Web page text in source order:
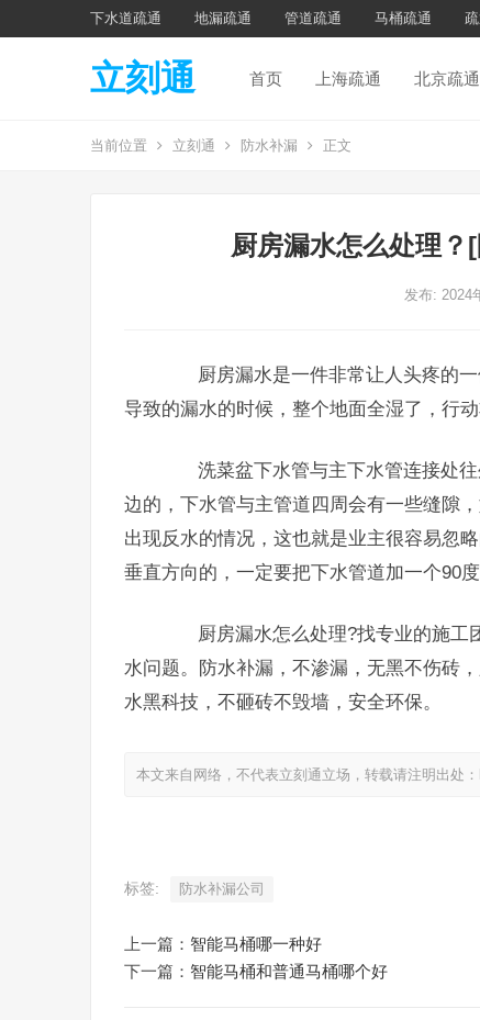
下水道疏通 地漏疏通 管道疏通 马桶疏通
立刻通 首页 上海疏通 北京疏通
当前位置 立刻通 防水补漏 正文
厨房漏水怎么处理
发布: 2024
厨房漏水是一件非常让人头疼的一
导致的漏水的时候，整个地面全湿了，行动
洗菜盆下水管与主下水管连接处往
边的，下水管与主管道四周会有一些缝隙
出现反水的情况，这也就是业主很容易忽
垂直方向的，一定要把下水管道加一个90
厨房漏水怎么处理?找专业的施工
水问题。防水补漏，不渗漏，无黑不伤砖
水黑科技，不砸砖不毁墙，安全环保。
本文来自网络，不代表立刻通立场，转载请注明出处
标签: 防水补漏公司
上一篇： 智能马桶哪一种好
下一篇： 智能马桶和普通马桶哪个好